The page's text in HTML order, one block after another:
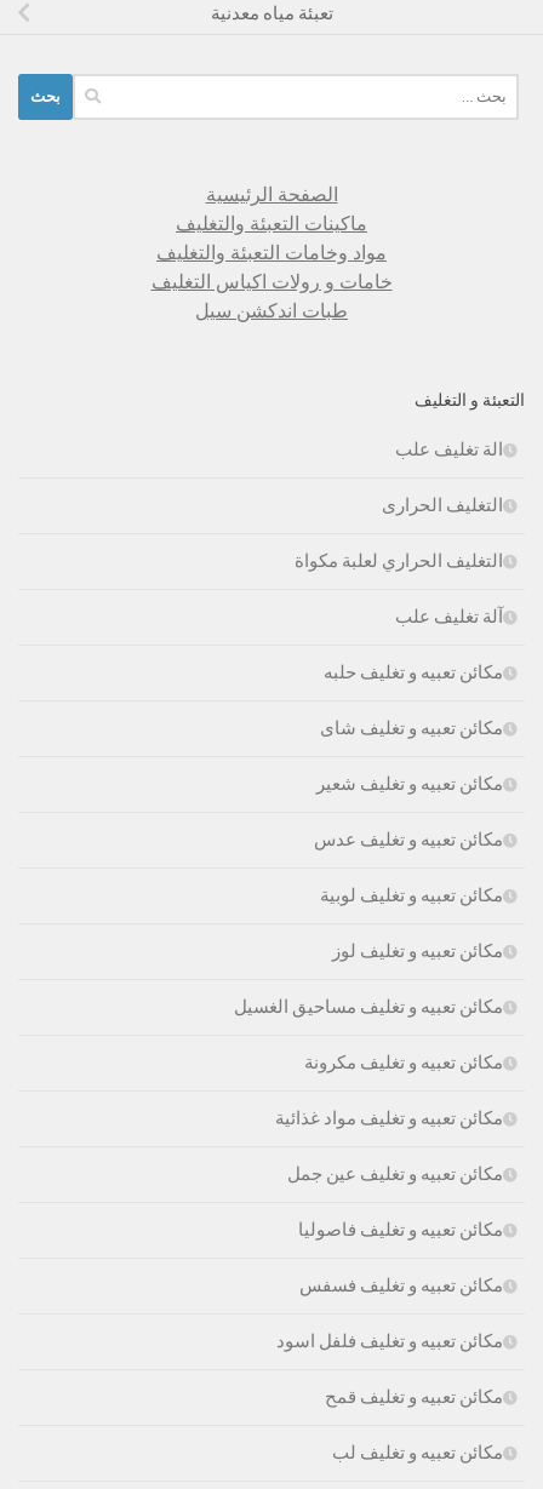
تعبئة مياه معدنية
عن:
الصفحة الرئيسية
ماكينات التعبئة والتغليف
مواد وخامات التعبئة والتغليف
خامات و رولات اكياس التغليف
طبات اندكشن سيل
التعبئة و التغليف
الة تغليف علب
التغليف الحرارى
التغليف الحراري لعلبة مكواة
آلة تغليف علب
مكائن تعبيه و تغليف حلبه
مكائن تعبيه و تغليف شاى
مكائن تعبيه و تغليف شعير
مكائن تعبيه و تغليف عدس
مكائن تعبيه و تغليف لوبية
مكائن تعبيه و تغليف لوز
مكائن تعبيه و تغليف مساحيق الغسيل
مكائن تعبيه و تغليف مكرونة
مكائن تعبيه و تغليف مواد غذائية
مكائن تعبيه و تغليف عين جمل
مكائن تعبيه و تغليف فاصوليا
مكائن تعبيه و تغليف فسفس
مكائن تعبيه و تغليف فلفل اسود
مكائن تعبيه و تغليف قمح
مكائن تعبيه و تغليف لب